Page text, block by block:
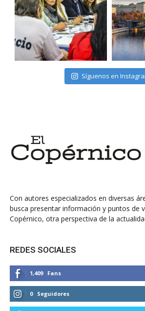
Síguenos en
Con autores especializados en diversas
busca presentar información y puntos de
Copérnico, otra perspectiva de la
REDES SOCIALES
1,409 Fans
0 Seguidores